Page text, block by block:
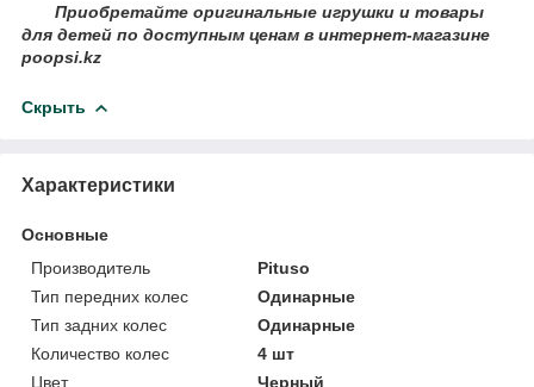
Приобретайте оригинальные игрушки и товары
для детей по доступным ценам в интернет-магазине
poopsi.kz
Скрыть
Характеристики
Основные
Производитель
Pituso
Тип передних колес
Одинарные
Тип задних колес
Одинарные
Количество колес
4 шт
Цвет
Черный